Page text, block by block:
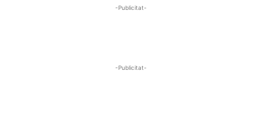
-Publicitat-
-Publicitat-